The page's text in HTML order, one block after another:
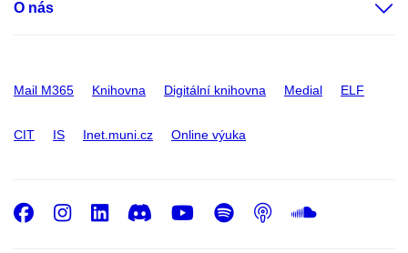
O nás
Mail M365 Knihovna Digitální knihovna Medial ELF
CIT IS Inet.muni.cz Online výuka
Facebook
Instagram
LinkedIn
DiscordYoutube
Spotify
Podcast